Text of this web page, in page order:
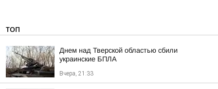
ТОП
Днем над Тверской областью сбили
украинские БПЛА
Вчера, 21:33